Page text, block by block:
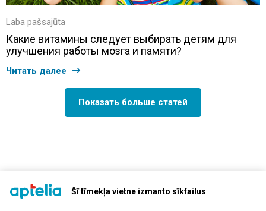
Šī tīmekļa vietne izmanto sīkfailus
Laba pašsajūta
Какие витамины следует выбирать детям для
улучшения работы мозга и памяти?
Читать далее
Показать больше статей